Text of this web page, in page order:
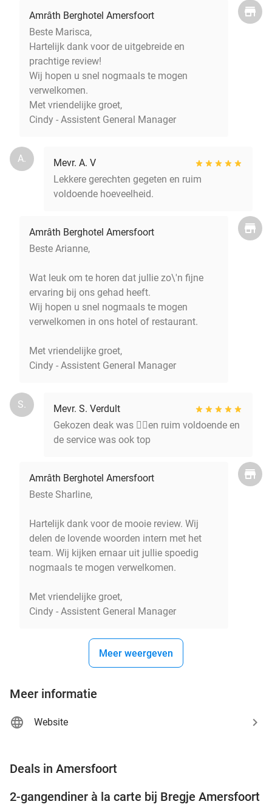
Amrâth Berghotel Amersfoort
Beste Marisca,
Hartelijk dank voor de uitgebreide en
prachtige review!
Wij hopen u snel nogmaals te mogen
verwelkomen.
Met vriendelijke groet,
Cindy - Assistent General Manager
A.
Mevr. A. V
Lekkere gerechten gegeten en ruim
voldoende hoeveelheid.
Amrâth Berghotel Amersfoort
Beste Arianne,
Wat leuk om te horen dat jullie zo\'n fijne
ervaring bij ons gehad heeft.
Wij hopen u snel nogmaals te mogen
verwelkomen in ons hotel of restaurant.
Met vriendelijke groet,
Cindy - Assistent General Manager
S.
Mevr. S. Verdult
Gekozen deak was 👌🏽en ruim voldoende en
de service was ook top
Amrâth Berghotel Amersfoort
Beste Sharline,
Hartelijk dank voor de mooie review. Wij
delen de lovende woorden intern met het
team. Wij kijken ernaar uit jullie spoedig
nogmaals te mogen verwelkomen.
Met vriendelijke groet,
Cindy - Assistent General Manager
Meer weergeven
Meer informatie
Website
Deals in Amersfoort
12%
2-gangendiner à la carte bij Bregje Amersfoort